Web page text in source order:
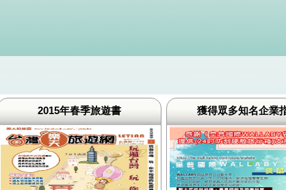
2015年春季旅遊書 獲得眾多知名企業